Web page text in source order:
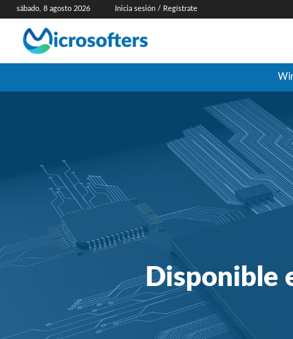
sábado, 8 agosto 2026 Inicia sesión / Regístrate
Disponible